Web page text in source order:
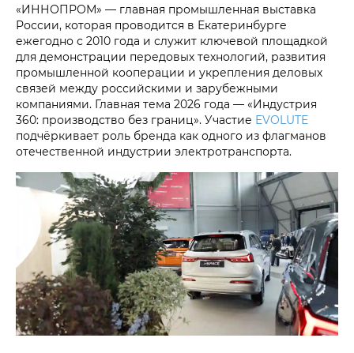
«ИННОПРОМ» — главная промышленная выставка
России, которая проводится в Екатеринбурге
ежегодно с 2010 года и служит ключевой площадкой
для демонстрации передовых технологий, развития
промышленной кооперации и укрепления деловых
связей между российскими и зарубежными
компаниями. Главная тема 2026 года — «Индустрия
360: производство без границ». Участие EVOLUTE
подчёркивает роль бренда как одного из флагманов
отечественной индустрии электротранспорта.